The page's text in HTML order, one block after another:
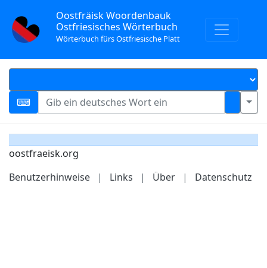
Oostfräisk Woordenbauk
Ostfriesisches Wörterbuch
Wörterbuch fürs Ostfriesische Platt
oostfraeisk.org
Benutzerhinweise
| Links | Über | Datenschutz